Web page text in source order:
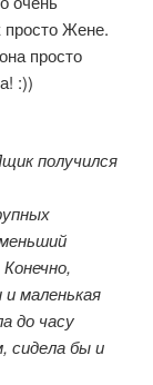
просто Жене.
просто
:))
получился
и маленькая
до часу
сидела бы и